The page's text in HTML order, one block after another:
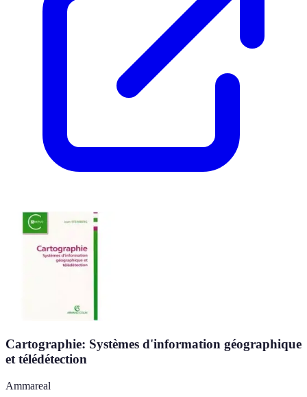
Cartographie: Systèmes d'information géographique
et télédétection
Ammareal